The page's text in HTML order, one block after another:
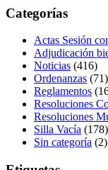
Categorías
Actas Sesión
Adjudicación
Noticias (416)
Ordenanzas (71)
Reglamentos
Resoluciones
Resoluciones
Silla Vacía (178)
Sin categoría (2)